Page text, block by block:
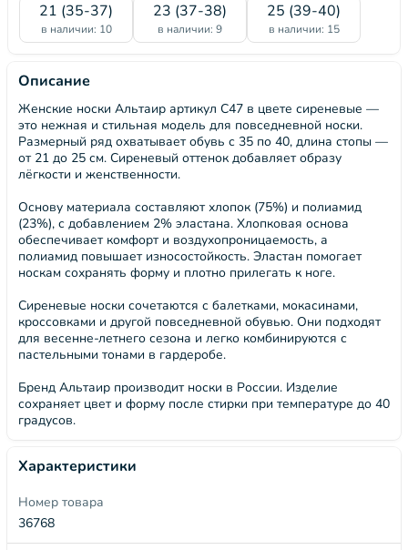
21 (35-37)
в наличии: 10
23 (37-38)
в наличии: 9
25 (39-40)
в наличии: 15
Описание
Женские носки Альтаир артикул С47 в цвете сиреневые —
это нежная и стильная модель для повседневной носки.
Размерный ряд охватывает обувь с 35 по 40, длина стопы —
от 21 до 25 см. Сиреневый оттенок добавляет образу
лёгкости и женственности.
Основу материала составляют хлопок (75%) и полиамид
(23%), с добавлением 2% эластана. Хлопковая основа
обеспечивает комфорт и воздухопроницаемость, а
полиамид повышает износостойкость. Эластан помогает
носкам сохранять форму и плотно прилегать к ноге.
Сиреневые носки сочетаются с балетками, мокасинами,
кроссовками и другой повседневной обувью. Они подходят
для весенне-летнего сезона и легко комбинируются с
пастельными тонами в гардеробе.
Бренд Альтаир производит носки в России. Изделие
сохраняет цвет и форму после стирки при температуре до 40
градусов.
Характеристики
Номер товара
36768